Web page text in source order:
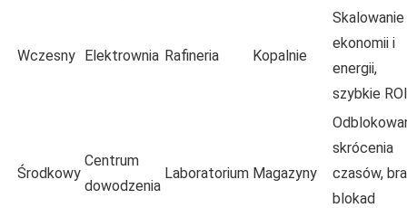
Wczesny Elektrownia Rafineria Kopalnie
Skalowanie
ekonomii i
energii,
szybkie ROI
Środkowy
Centrum
dowodzenia
Laboratorium Magazyny
skrócenia
czasów,
blokad